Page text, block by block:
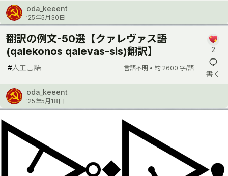
oda_keeent
’25年5月30日
翻訳の例文-50選【クァレヴァス語
(qalekonos qalevas-sis)翻訳】
#人工言語 言語不明 • 約 2600 字/語
2
書く
oda_keeent
’25年5月18日